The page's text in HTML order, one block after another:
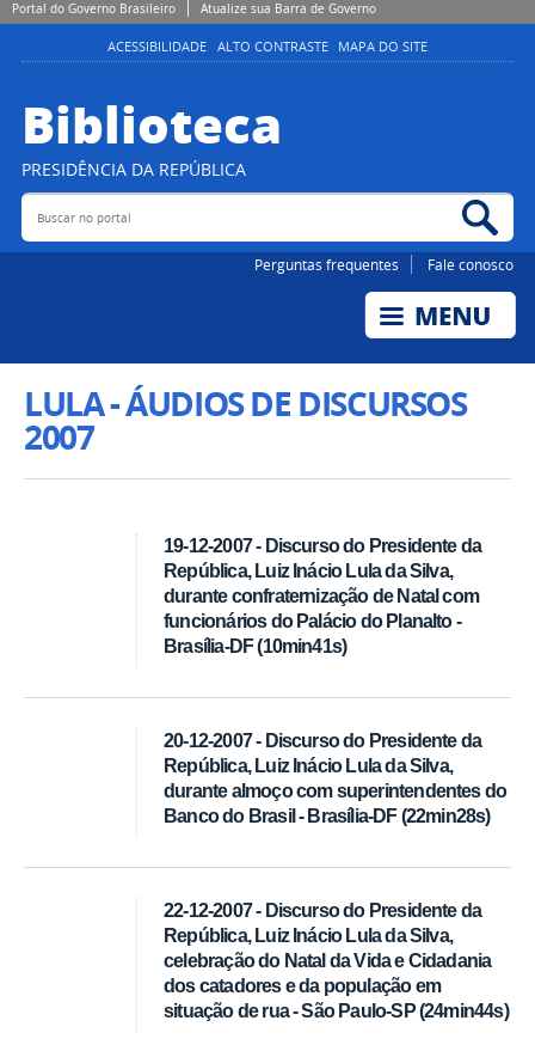
Portal do Governo Brasileiro Atualize sua Barra de Governo
ACESSIBILIDADE ALTO CONTRASTE MAPA DO SITE
Biblioteca
PRESIDÊNCIA DA REPÚBLICA
Buscar no portal
Perguntas frequentes Fale conosco
LULA - ÁUDIOS DE DISCURSOS
2007
19-12-2007 - Discurso do Presidente da
República, Luiz Inácio Lula da Silva,
durante confraternização de Natal com
funcionários do Palácio do Planalto -
Brasília-DF (10min41s)
20-12-2007 - Discurso do Presidente da
República, Luiz Inácio Lula da Silva,
durante almoço com superintendentes do
Banco do Brasil - Brasília-DF (22min28s)
22-12-2007 - Discurso do Presidente da
República, Luiz Inácio Lula da Silva,
celebração do Natal da Vida e Cidadania
dos catadores e da população em
situação de rua - São Paulo-SP (24min44s)